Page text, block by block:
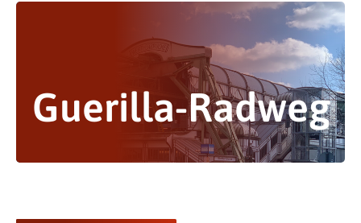
Guerilla-Radweg